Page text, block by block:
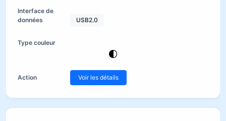
USB2.0
Voir les détails